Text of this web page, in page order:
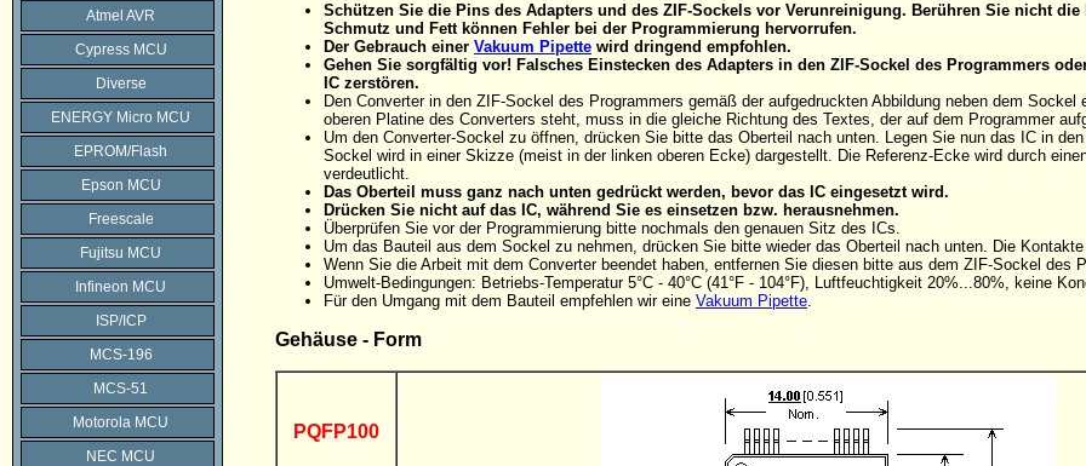
Atmel AVR
Cypress MCU
Diverse
ENERGY Micro MCU
EPROM/Flash
Epson MCU
Freescale
Fujitsu MCU
Infineon MCU
ISP/ICP
MCS-196
MCS-51
Motorola MCU
NEC MCU
Schützen Sie die Pins des Adapters und des ZIF-Sockels vor Verunreinigung. Berühren Sie nicht
Schmutz und Fett können Fehler bei der Programmierung hervorrufen.
Der Gebrauch einer Vakuum Pipette wird dringend empfohlen.
Gehen Sie sorgfältig vor! Falsches Einstecken des Adapters in den ZIF-Sockel des Programmers
IC zerstören.
Den Converter in den ZIF-Sockel des Programmers gemäß der aufgedruckten Abbildung neben dem
oberen Platine des Converters steht, muss in die gleiche Richtung des Textes, der auf dem Programmer
Um den Converter-Sockel zu öffnen, drücken Sie bitte das Oberteil nach unten. Legen Sie nun das IC in
Sockel wird in einer Skizze (meist in der linken oberen Ecke) dargestellt. Die Referenz-Ecke wird durch
verdeutlicht.
Das Oberteil muss ganz nach unten gedrückt werden, bevor das IC eingesetzt wird.
Drücken Sie nicht auf das IC, während Sie es einsetzen bzw. herausnehmen.
Überprüfen Sie vor der Programmierung bitte nochmals den genauen Sitz des ICs.
Um das Bauteil aus dem Sockel zu nehmen, drücken Sie bitte wieder das Oberteil nach unten. Die
Wenn Sie die Arbeit mit dem Converter beendet haben, entfernen Sie diesen bitte aus dem ZIF-Sockel des
Umwelt-Bedingungen: Betriebs-Temperatur 5°C - 40°C (41°F - 104°F), Luftfeuchtigkeit 20%...80%, keine
Für den Umgang mit dem Bauteil empfehlen wir eine Vakuum Pipette.
Gehäuse - Form
PQFP100